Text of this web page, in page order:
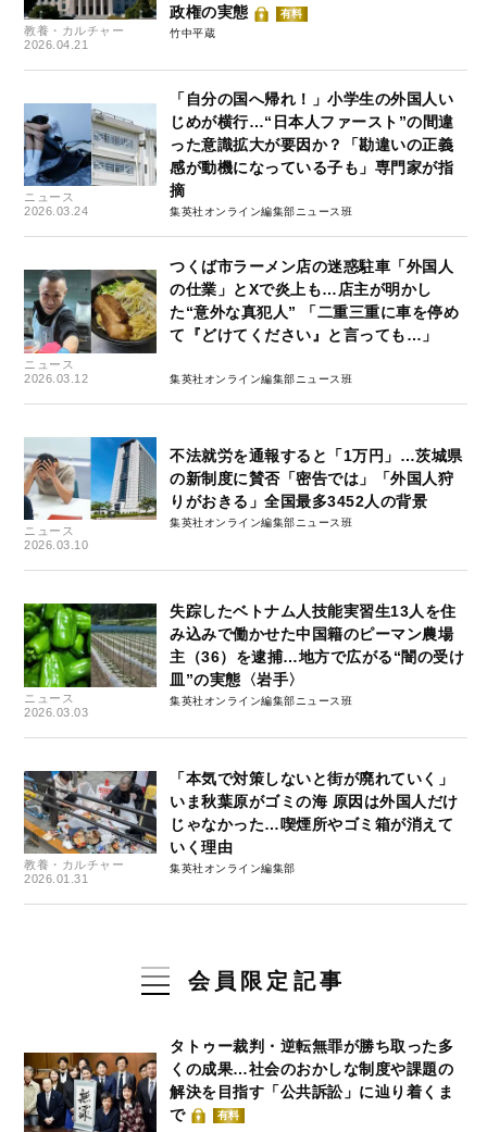
教養・カルチャー
2026.04.21
政権の実態
有料
竹中平蔵
ニュース
2026.03.24
「自分の国へ帰れ！」小学生の外国人い
じめが横行…“日本人ファースト”の間違
った意識拡大が要因か？「勘違いの正義
感が動機になっている子も」専門家が指
摘
集英社オンライン編集部ニュース班
ニュース
2026.03.12
つくば市ラーメン店の迷惑駐車「外国人
の仕業」とXで炎上も…店主が明かし
た“意外な真犯人” 「二重三重に車を停め
て『どけてください』と言っても…」
集英社オンライン編集部ニュース班
ニュース
2026.03.10
不法就労を通報すると「1万円」…茨城県
の新制度に賛否「密告では」「外国人狩
りがおきる」全国最多3452人の背景
集英社オンライン編集部ニュース班
ニュース
2026.03.03
失踪したベトナム人技能実習生13人を住
み込みで働かせた中国籍のピーマン農場
主（36）を逮捕…地方で広がる“闇の受け
皿”の実態〈岩手〉
集英社オンライン編集部ニュース班
教養・カルチャー
2026.01.31
「本気で対策しないと街が廃れていく」
いま秋葉原がゴミの海 原因は外国人だけ
じゃなかった…喫煙所やゴミ箱が消えて
いく理由
集英社オンライン編集部
会員限定記事
タトゥー裁判・逆転無罪が勝ち取った多
くの成果…社会のおかしな制度や課題の
解決を目指す「公共訴訟」に辿り着くま
で
有料